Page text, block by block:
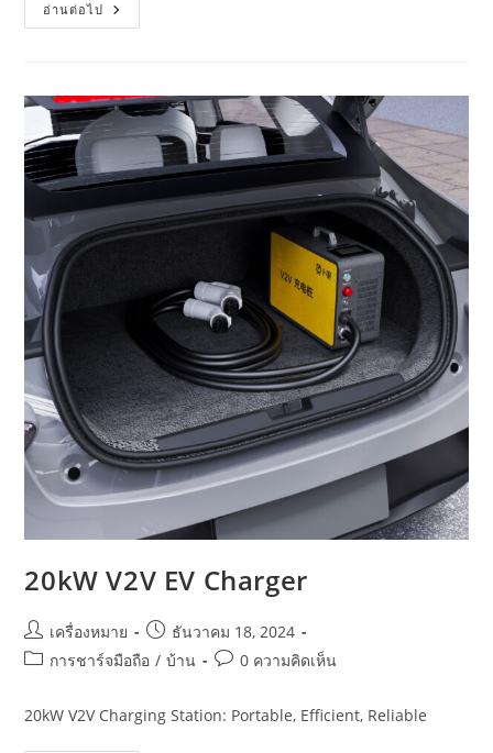
อ่านต่อไป
20kW V2V EV Charger
เครื่องหมาย
ธันวาคม 18, 2024
การชาร์จมือถือ / บ้าน 0 ความคิดเห็น
20kW V2V Charging Station: Portable, Efficient, Reliable